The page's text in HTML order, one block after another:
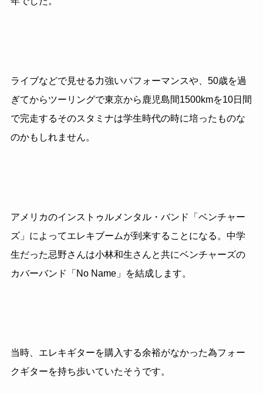
ライブなどで見せる力強いパフォーマンスや、50歳を過
ぎてからツーリングで東京から鹿児島間1500kmを10日間
で完走するそのスタミナは学生時代の時に培ったものな
のかもしれません。
アメリカのインストゥルメンタル・バンド「ベンチャー
ズ」によってエレキブームが到来することになる。中学
生だった忌野さんは小林和生さんと共にベンチャーズの
カバーバンド「No Name」を結成します。
当時、エレキギターを購入する余裕がなかった為フォー
クギターを持ち歩いていたそうです。